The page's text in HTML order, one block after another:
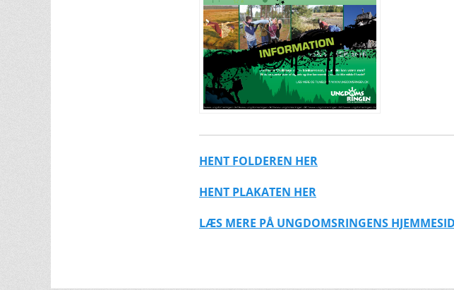
HENT FOLDEREN HER
HENT PLAKATEN HER
LÆS MERE PÅ UNGDOMSRINGENS